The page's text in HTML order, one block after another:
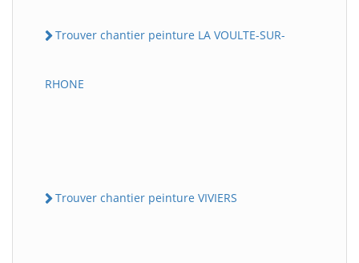
Trouver chantier peinture LA VOULTE-SUR-
RHONE
Trouver chantier peinture VIVIERS